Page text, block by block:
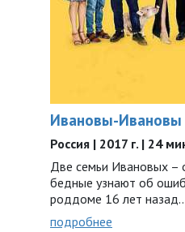
Ивановы-Ивановы
Россия | 2017 г. | 24
Две семьи Ивановых –
бедные узнают об
роддоме 16 лет
подробнее